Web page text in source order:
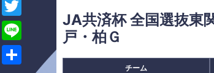
JA共済杯 全国選抜東
戸・柏Ｇ
チーム
a
c
e
T
w
i
L